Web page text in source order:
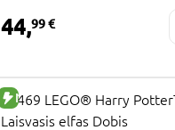
44,99 €
NAUJA PREKĖ
76469 LEGO® Harry
Laisvasis elfas Dobis